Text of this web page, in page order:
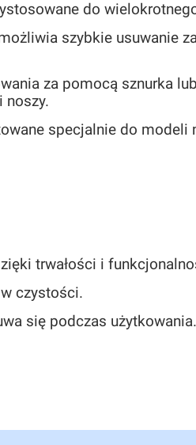
do
szybkie usuwanie
za pomocą sznurka
noszy.
specjalnie do modeli
trwałości i
czystości.
się podczas użytkowania.